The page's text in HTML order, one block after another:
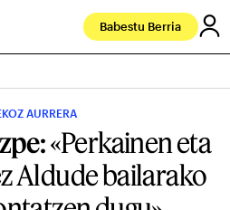
Babestu Berria
AURRERA
«Perkainen eta
Aldude bailarako